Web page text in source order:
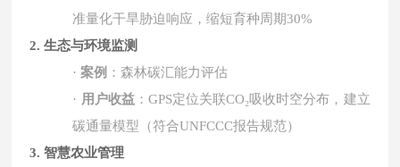
准量化干旱胁迫响应，缩短育种周期30%
2. 生态与环境监测
·案例 ：森林碳汇能力评估
· 用户收益： GPS定位关联CO₂吸收时空分布，建立
碳通量模型（符合UNFCCC报告规范）
3. 智慧农业管理